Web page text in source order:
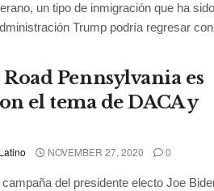
un tipo de inmigración que ha
Trump podría regresar
Pennsylvania es
el tema de DACA y
NOVEMBER 27, 2020 0
del presidente electo Joe